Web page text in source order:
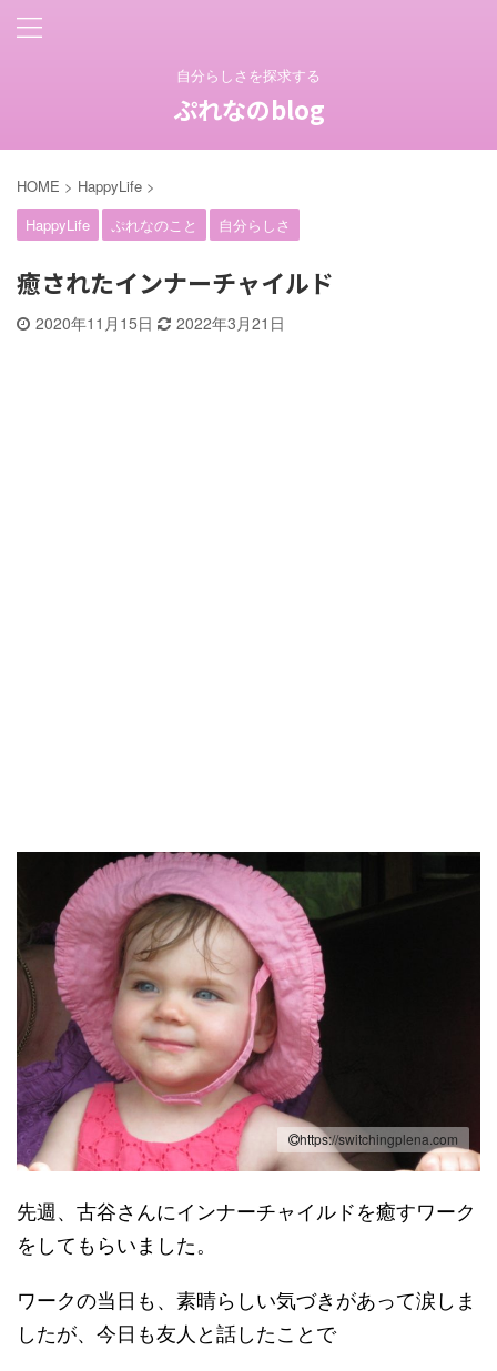
自分らしさを探求する
ぷれなのblog
HOME > HappyLife >
HappyLife
ぷれなのこと 自分らしさ
癒されたインナーチャイルド
2020年11月15日 2022年3月21日
https://switchingplena.com
先週、古谷さんにインナーチャイルドを癒すワーク
をしてもらいました。
ワークの当日も、素晴らしい気づきがあって涙しま
したが、今日も友人と話したことで